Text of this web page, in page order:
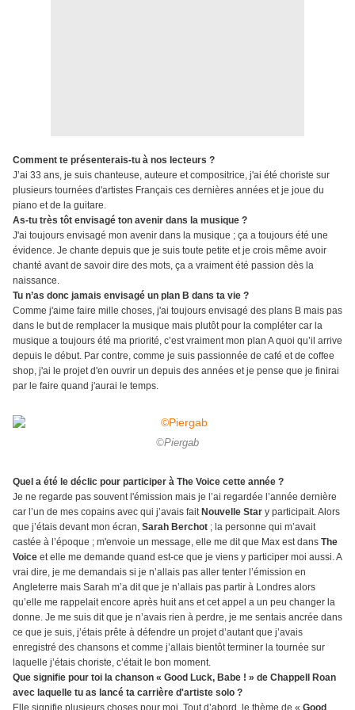
Comment te présenterais-tu à nos lecteurs ?
J’ai 33 ans, je suis chanteuse, auteure et compositrice, j'ai été choriste sur
plusieurs tournées d'artistes Français ces dernières années et je joue du
piano et de la guitare.
As-tu très tôt envisagé ton avenir dans la musique ?
J'ai toujours envisagé mon avenir dans la musique ; ça a toujours été une
évidence. Je chante depuis que je suis toute petite et je crois même avoir
chanté avant de savoir dire des mots, ça a vraiment été passion dès la
naissance.
Tu n’as donc jamais envisagé un plan B dans ta vie ?
Comme j'aime faire mille choses, j'ai toujours envisagé des plans B mais pas
dans le but de remplacer la musique mais plutôt pour la compléter car la
musique a toujours été ma priorité, c’est vraiment mon plan A quoi qu’il arrive
depuis le début. Par contre, comme je suis passionnée de café et de coffee
shop, j'ai le projet d'en ouvrir un depuis des années et je pense que je finirai
par le faire quand j'aurai le temps.
©Piergab
Quel a été le déclic pour participer à The Voice cette année ?
Je ne regarde pas souvent l'émission mais je l’ai regardée l’année dernière
car l’un de mes copains avec qui j’avais fait Nouvelle Star y participait. Alors
que j’étais devant mon écran, Sarah Berchot ; la personne qui m’avait
castée à l’époque ; m'envoie un message, elle me dit que Max est dans The
Voice et elle me demande quand est-ce que je viens y participer moi aussi. A
vrai dire, je me demandais si je n’allais pas aller tenter l’émission en
Angleterre mais Sarah m’a dit que je n’allais pas partir à Londres alors
qu’elle me rappelait encore après huit ans et cet appel a un peu changer la
donne. Je me suis dit que je n’avais rien à perdre, je me sentais ancrée dans
ce que je suis, j’étais prête à défendre un projet d’autant que j’avais
enregistré des chansons et comme j’allais bientôt terminer la tournée sur
laquelle j’étais choriste, c’était le bon moment.
Que signifie pour toi la chanson « Good Luck, Babe ! » de Chappell Roan
avec laquelle tu as lancé ta carrière d'artiste solo ?
Elle signifie plusieurs choses pour moi. Tout d’abord, le thème de « Good